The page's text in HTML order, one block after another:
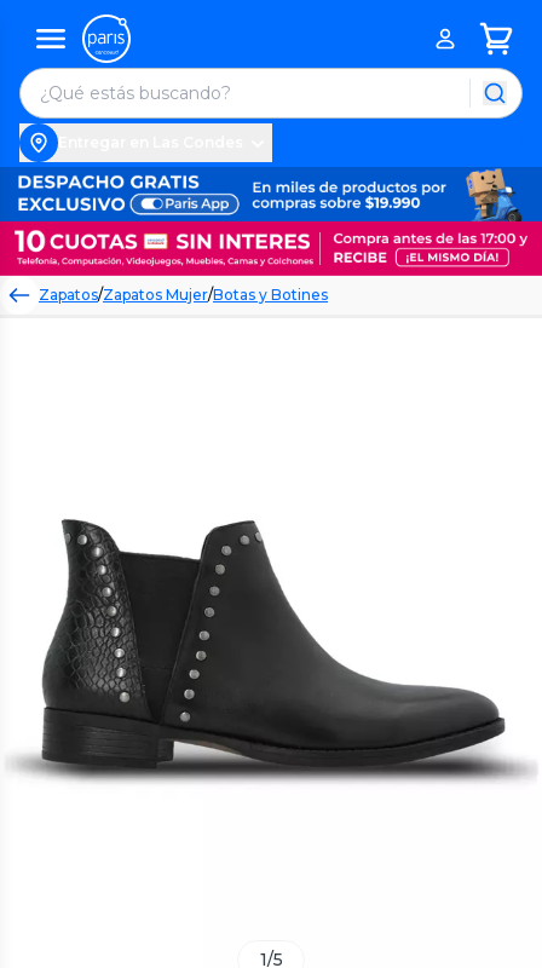
Zapatos/Zapatos Mujer/Botas y Botines
1/5